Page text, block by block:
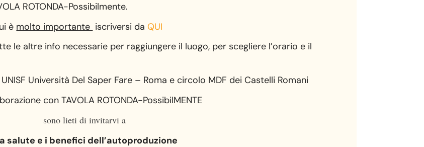
ROTONDA-Possibilmente.
è molto importante iscriversi daQUI
le altre info necessarie per raggiungere il luogo, per scegliere l’orario e il
Università Del Saper Fare – Roma e circolo MDF dei Castelli Romani
con TAVOLA ROTONDA-PossibilMENTE
sono lieti di invitarvi a
salute e i benefici dell’autoproduzione